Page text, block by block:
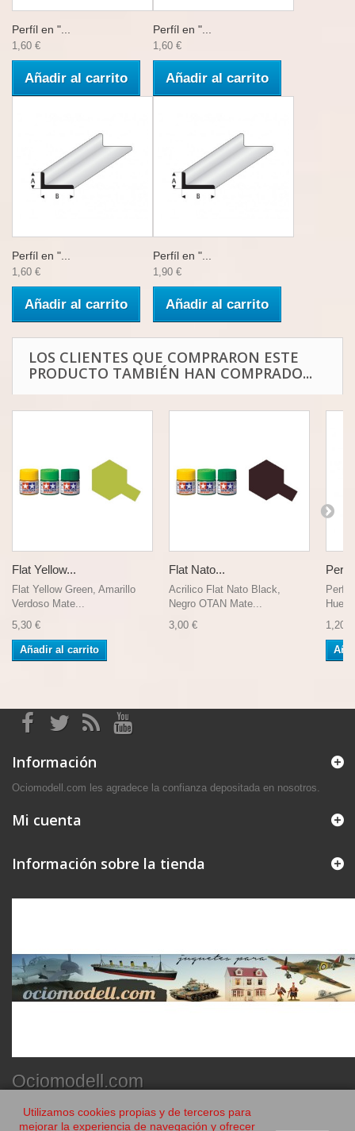
Perfíl en "...
1,60 €
Añadir al carrito
Perfíl en "...
1,60 €
Añadir al carrito
Perfíl en "...
1,60 €
Añadir al carrito
Perfíl en "...
1,90 €
Añadir al carrito
LOS CLIENTES QUE COMPRARON ESTE
PRODUCTO TAMBIÉN HAN COMPRADO...
Flat Yellow...
Flat Yellow Green, Amarillo
Verdoso Mate...
5,30 €
Añadir al carrito
Flat Nato...
Acrilico Flat Nato Black,
Negro OTAN Mate...
3,00 €
Perfil
1,20 €
Información
Ociomodell.com les agradece la confianza depositada en nosotros.
Mi cuenta
Información sobre la tienda
Ociomodell.com
Utilizamos cookies propias y de terceros para
mejorar la experiencia de navegación y ofrecer